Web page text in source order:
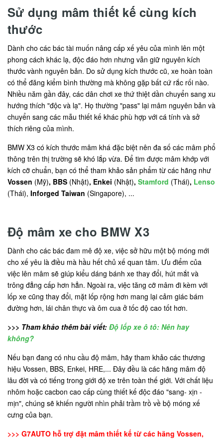
Sử dụng mâm thiết kế cùng kích
thước
Dành cho các bác tài muốn nâng cấp xế yêu của mình lên một
phong cách khác lạ, độc đáo hơn nhưng vẫn giữ nguyên kích
thước vành nguyên bản. Do sử dụng kích thước cũ, xe hoàn toàn
có thể đăng kiểm bình thường mà không gặp bất cứ rắc rối nào.
Nhiều năm gần đây, các dân chơi xe thứ thiệt dần chuyển sang xu
hướng thích "độc và lạ". Họ thường "pass" lại mâm nguyên bản và
chuyển sang các mẫu thiết kế khác phù hợp với cá tính và sở
thích riêng của mình.
BMW X3 có kích thước mâm khá đặc biệt nên đa số các mâm phổ
thông trên thị trường sẽ khó lắp vừa. Để tim được mâm khớp với
kích cỡ chuẩn, bạn có thể tham khảo sản phẩm từ các hãng như
Vossen (Mỹ), BBS (Nhật), Enkei (Nhật), Stamford (Thái), Lenso
(Thái), Inforged Taiwan (Singapore), ...
Độ mâm xe cho BMW X3
Dành cho các bác đam mê độ xe, việc sở hữu một bộ móng mới
cho xế yêu là điều mà hầu hết chủ xế quan tâm. Ưu điểm của
việc lên mâm sẽ giúp kiểu dáng bánh xe thay đổi, hút mắt và
trông đẳng cấp hơn hẳn. Ngoài ra, việc tăng cỡ mâm đi kèm với
lốp xe cũng thay đổi, mặt lốp rộng hơn mang lại cảm giác bám
đường hơn, lái chân thực và ôm cua ở tốc độ cao tốt hơn.
>>> Tham khảo thêm bài viết: Độ lốp xe ô tô: Nên hay
không?
Nếu bạn đang có nhu cầu độ mâm, hãy tham khảo các thương
hiệu Vossen, BBS, Enkei, HRE,... Đây đều là các hãng mâm độ
lâu đời và có tiếng trong giới độ xe trên toàn thế giới. Với chất liệu
nhôm hoặc cacbon cao cấp cùng thiết kế độc đáo "sang- xịn -
mịn", chúng sẽ khiến người nhìn phải trầm trồ về bộ móng xế
cưng của bạn.
>>> G7AUTO hỗ trợ đặt mâm thiết kế từ các hãng Vossen,